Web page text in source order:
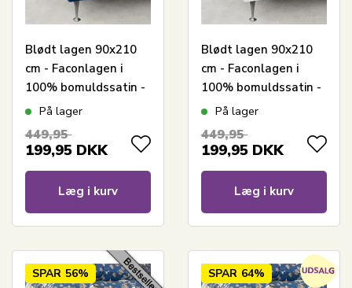
Blødt lagen 90x210
cm - Faconlagen i
100% bomuldssatin -
Blåt boxlagen til
satin lagen
På lager
449,95
199,95 DKK
Læg i kurv
Blødt lagen 90x210
cm - Faconlagen i
100% bomuldssatin -
Hvidt boxlagen til
satin lagen
På lager
449,95
199,95 DKK
Læg i kurv
SPAR 56% SPAR 64%